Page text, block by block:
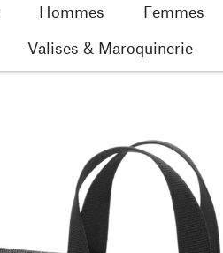
Hommes Femmes
Valises & Maroquinerie